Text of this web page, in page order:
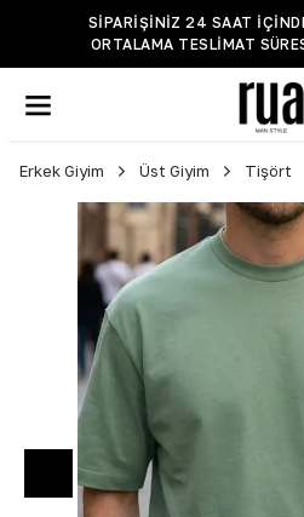
SIPARIŞINIZ 24 SAAT
ORTALAMA TESLIMAT
Erkek Giyim Üst Giyim Tişört